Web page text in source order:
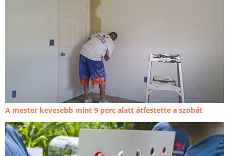
A mester kevesebb mint 9 perc alatt átfestette a szobát